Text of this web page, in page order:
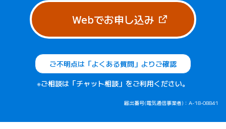
Webでお申し込み（新しいタブ
ご不明点は「よくある質問」よりご確認
※ご相談は「チャット相談」をご利用ください。
届出番号(電気通信事業者)：A-18-08841